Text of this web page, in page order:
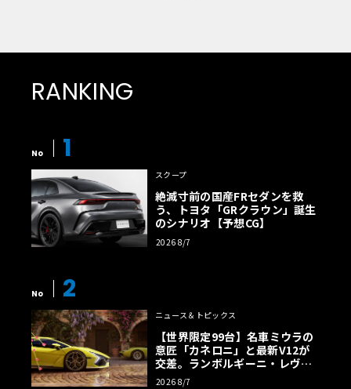
RANKING
No 1
スクープ
絶滅寸前の国産FRセダンを救
う、トヨタ「GRクラウン」誕生
のシナリオ【予想CG】
2026 8/7
No 2
ニュース＆トピックス
【世界限定99台】名車ミウラの
意匠「カネロニ」と最新V12が
交差。ランボルギーニ・レヴエ
ルトに60周年記念車が登場
2026 8/7